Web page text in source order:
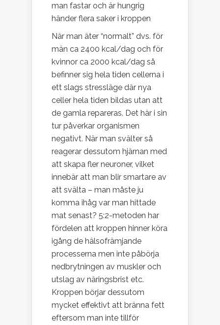
man fastar och är hungrig
händer flera saker i kroppen
När man äter “normalt” dvs. för
män ca 2400 kcal/dag och för
kvinnor ca 2000 kcal/dag så
befinner sig hela tiden cellerna i
ett slags stressläge där nya
celler hela tiden bildas utan att
de gamla repareras. Det här i sin
tur påverkar organismen
negativt. När man svälter så
reagerar dessutom hjärnan med
att skapa fler neuroner, vilket
innebär att man blir smartare av
att svälta – man måste ju
komma ihåg var man hittade
mat senast? 5:2-metoden har
fördelen att kroppen hinner köra
igång de hälsofrämjande
processerna men inte påbörja
nedbrytningen av muskler och
utslag av näringsbrist etc.
Kroppen börjar dessutom
mycket effektivt att bränna fett
eftersom man inte tillför